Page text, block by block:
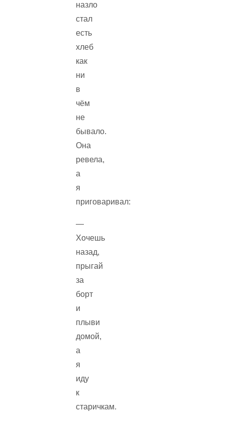
назло
стал
есть
хлеб
как
ни
в
чём
не
бывало.
Она
ревела,
а
я
приговаривал:
—
Хочешь
назад,
прыгай
за
борт
и
плыви
домой,
а
я
иду
к
старичкам.